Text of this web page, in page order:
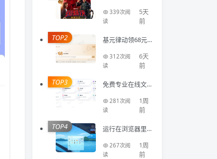
rand New Day (2
026)
339次阅
读
5天
前
TOP2
基元律动领68元A
312次阅
读
6天
前
TOP3
免费专业在线文
luni281次阅
读
1周
前
TOP4
运行在浏览器里
entOS
267次阅
读
1周
前